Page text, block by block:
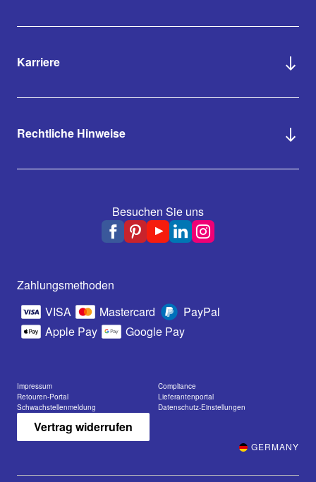
Karriere
Rechtliche Hinweise
Besuchen Sie uns
Zahlungsmethoden
VISA
Mastercard
PayPal
Apple Pay
Google Pay
Impressum
Compliance
Retouren-Portal
Lieferantenportal
Schwachstellenmeldung
Datenschutz-Einstellungen
Vertrag widerrufen
GERMANY